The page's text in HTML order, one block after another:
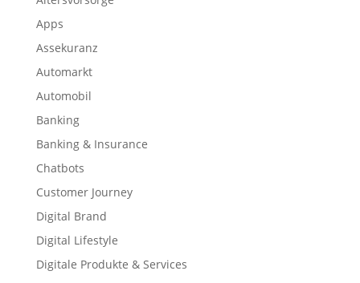
Apps
Assekuranz
Automarkt
Automobil
Banking
Banking & Insurance
Chatbots
Customer Journey
Digital Brand
Digital Lifestyle
Digitale Produkte & Services